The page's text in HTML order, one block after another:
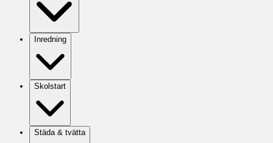
Inredning
Skolstart
Städa & tvätta